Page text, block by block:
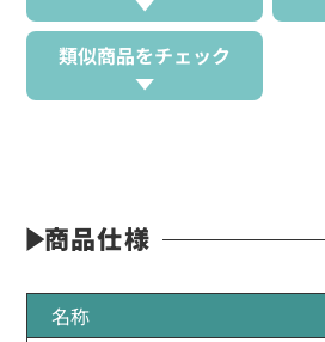
類似商品をチェック
商品仕様
名称